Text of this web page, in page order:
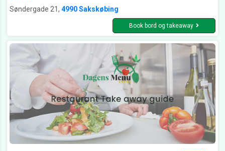
Søndergade 21, 4990 Sakskøbing
Book bord og takeaway